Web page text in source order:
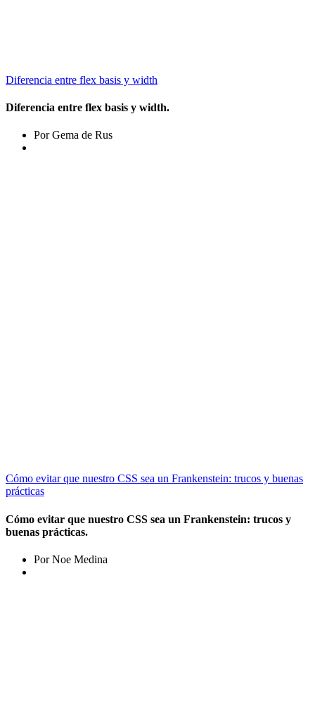
Diferencia entre flex basis y width
Diferencia entre flex basis y width.
Por Gema de Rus
Cómo evitar que nuestro CSS sea un Frankenstein: trucos y buenas
prácticas
Cómo evitar que nuestro CSS sea un Frankenstein: trucos y
buenas prácticas.
Por Noe Medina